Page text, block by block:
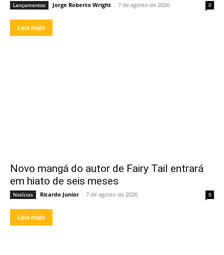
Lançamentos Jorge Roberto Wright - 7 de agosto de 2026 0
Leia mais
Novo mangá do autor de Fairy Tail entrará
em hiato de seis meses
Notícias Ricardo Junior - 7 de agosto de 2026 0
Leia mais